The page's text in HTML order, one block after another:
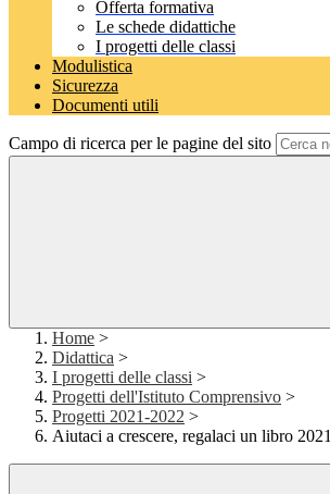
Offerta formativa
Le schede didattiche
I progetti delle classi
Modulistica
Sicurezza
Documenti utili
Campo di ricerca per le pagine del sito
Home >
Didattica >
I progetti delle classi >
Progetti dell'Istituto Comprensivo >
Progetti 2021-2022 >
Aiutaci a crescere, regalaci un libro 2021